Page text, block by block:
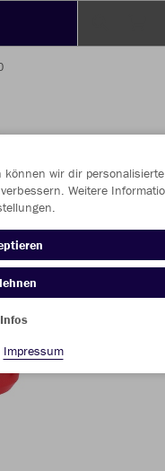
wir dir personalisierte
Weitere
Impressum